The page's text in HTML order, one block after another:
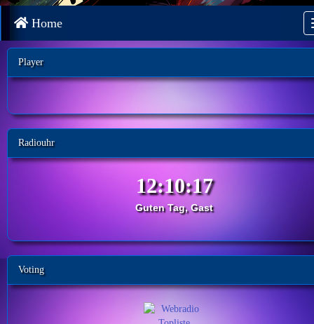
Home
Player
Radiouhr
Guten Tag, Gast
Voting